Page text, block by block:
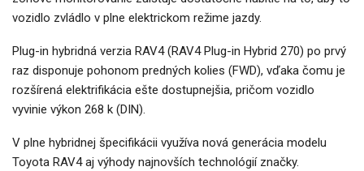
vozidlo zvládlo v plne elektrickom režime jazdy.
Plug-in hybridná verzia RAV4 (RAV4 Plug-in Hybrid 270) po prvý
raz disponuje pohonom predných kolies (FWD), vďaka čomu je
rozšírená elektrifikácia ešte dostupnejšia, pričom vozidlo
vyvinie výkon 268 k (DIN).
V plne hybridnej špecifikácii využíva nová generácia modelu
Toyota RAV4 aj výhody najnovších technológií značky.